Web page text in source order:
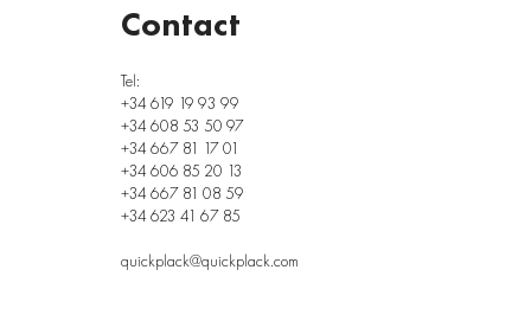
Tel:
+34 619 19 93 99
+34 608 53 50 97
+34 667 81 17 01
+34 606 85 20 13
+34 667 81 08 59
+34 623 41 67 85
quickplack@quickplack.com
Contact